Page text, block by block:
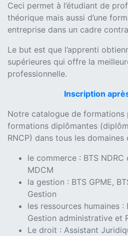
Ceci permet à l’étudiant de
théorique mais aussi d’une
entreprise dans un cadre
Le but est que l’apprenti
supérieures qui offre la
professionnelle.
Inscription
Notre catalogue de formations
formations diplômantes
RNCP) dans tous les
le commerce : BTS NDRC
MDCM
la gestion : BTS GPME,
Gestion
les ressources humaines :
Gestion administrative et
Le droit : Assistant